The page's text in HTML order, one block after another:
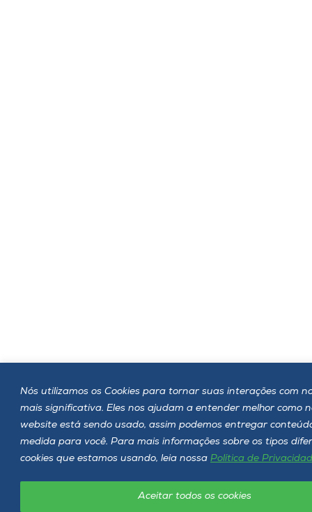
Nós utilizamos os Cookies para tornar suas interações com
mais significativa. Eles nos ajudam a entender melhor como
website está sendo usado, assim podemos entregar
medida para você. Para mais informações sobre os tipos
cookies que estamos usando, leia nossa Política de
Aceitar todos os cookies